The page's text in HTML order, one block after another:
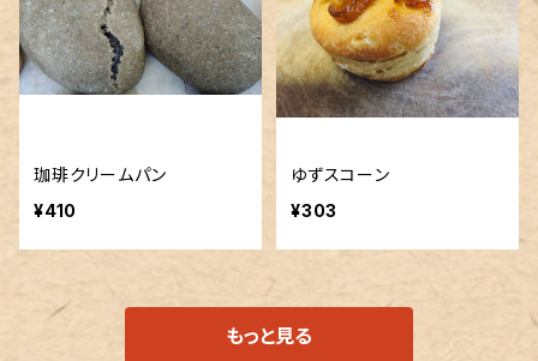
珈琲クリームパン
¥410
ゆずスコーン
¥303
もっと見る